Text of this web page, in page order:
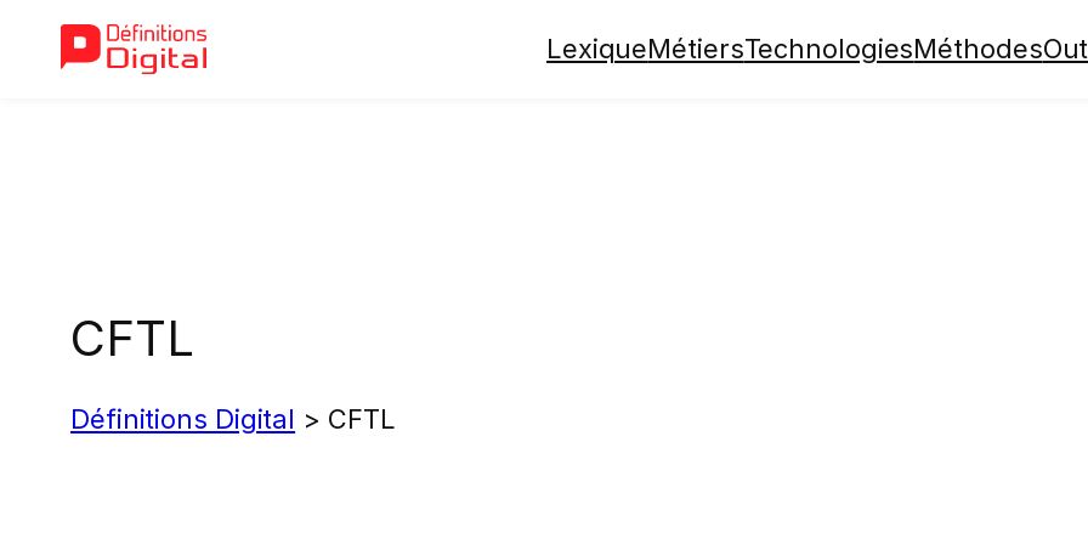
LexiqueMétiersTechnologiesMéthodes
CFTL
Définitions Digital > CFTL